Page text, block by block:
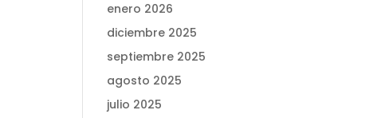
enero 2026
diciembre 2025
septiembre 2025
agosto 2025
julio 2025